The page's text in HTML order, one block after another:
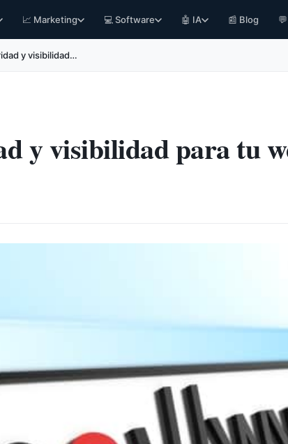
📈 Marketing 💻 Software 🤖 IA 📰 Blog
y visibilidad…
y visibilidad para tu